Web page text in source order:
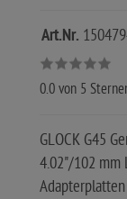
Art.Nr.
0.0 von 5
GLOCK G45
4.02"/102 mm